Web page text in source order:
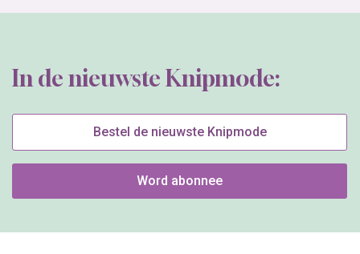
In de nieuwste Knipmode:
Bestel de nieuwste Knipmode
Word abonnee